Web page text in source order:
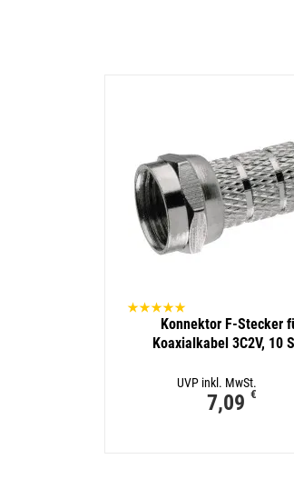
Konnektor F-Stecker
Koaxialkabel 3C2V, 10
UVP inkl. MwSt.
7,09 €